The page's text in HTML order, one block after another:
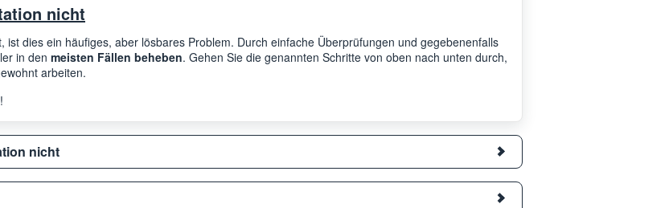
nicht
dies ein häufiges, aber lösbares Problem. Durch einfache Überprüfungen und gegebenenfalls
in den meisten Fällen beheben. Gehen Sie die genannten Schritte von oben nach unten durch,
arbeiten.
nicht